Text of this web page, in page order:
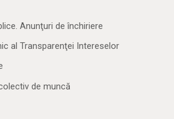
Anunţuri de închiriere
al Transparenţei Intereselor
de muncă